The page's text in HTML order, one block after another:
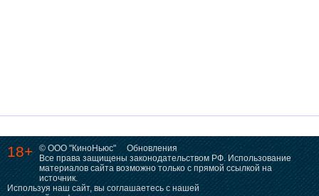
18+ © ООО "КиноНьюс"
Обновления
Все права защищены законодательством РФ. Использование
материалов сайта возможно только с прямой ссылкой на
источник.
Используя наш сайт, вы соглашаетесь с нашей